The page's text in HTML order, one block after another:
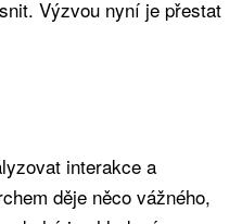
Výzvou nyní je přestat
interakce a
děje něco vážného,